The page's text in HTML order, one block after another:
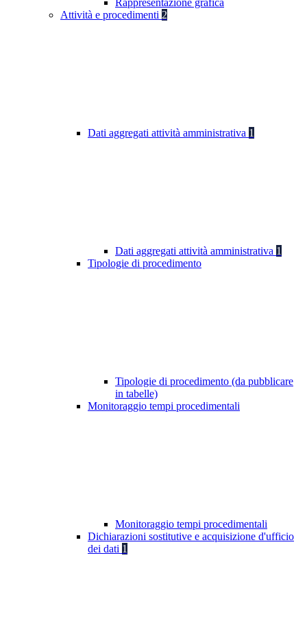
Rappresentazione grafica
Attività e procedimenti 2
Dati aggregati attività amministrativa 1
Dati aggregati attività amministrativa 1
Tipologie di procedimento
Tipologie di procedimento (da pubblicare
in tabelle)
Monitoraggio tempi procedimentali
Monitoraggio tempi procedimentali
Dichiarazioni sostitutive e acquisizione d'ufficio
dei dati 1